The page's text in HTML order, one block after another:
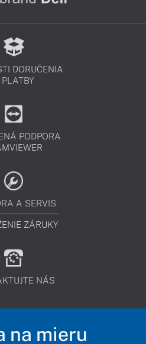
DORUČENIA
PODPORA
A SERVIS
ZÁRUKY
NÁS
na mieru